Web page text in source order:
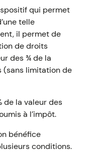
qui permet
telle
il permet de
de droits
des ¾ de la
(sans limitation de
de la valeur des
à l’impôt.
bénéfice
conditions.